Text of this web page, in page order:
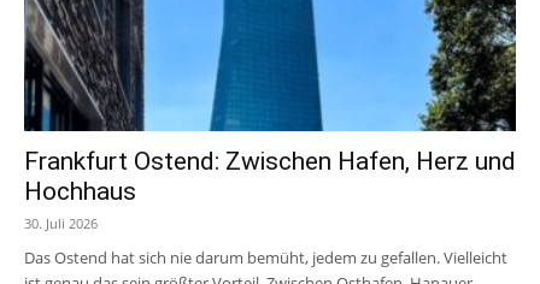
Frankfurt Ostend: Zwischen Hafen, Herz und
Hochhaus
30. Juli 2026
Das Ostend hat sich nie darum bemüht, jedem zu gefallen. Vielleicht